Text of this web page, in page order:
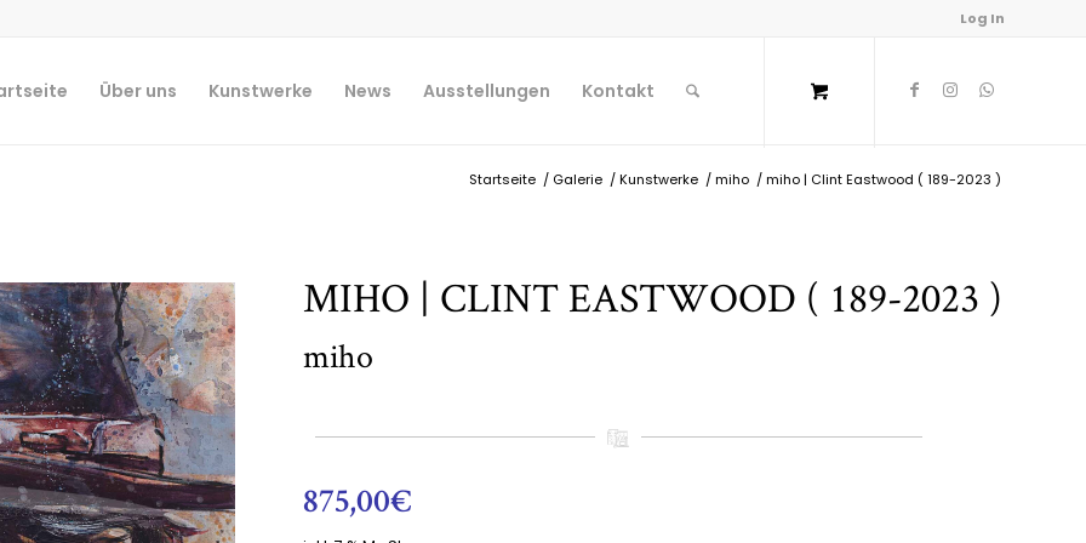
Log In
Über uns Kunstwerke News Ausstellungen Kontakt
Startseite / Galerie /Kunstwerke /miho /miho | Clint Eastwood ( 189-2023 )
MIHO | CLINT EASTWOOD ( 189-2023 )
miho
875,00€